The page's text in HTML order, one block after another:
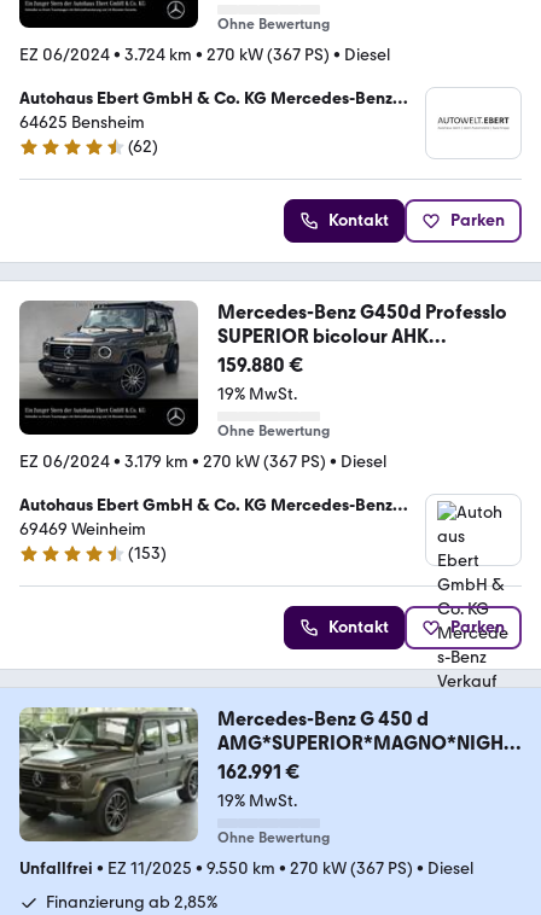
Ohne Bewertung
EZ 06/2024• 3.724 km • 270 kW (367 PS) • Diesel
Autohaus Ebert GmbH & Co. KG Mercedes-Benz
Verkauf und Service
64625 Bensheim
4.7 Sterne
(62)
Kontakt Parken
Mercedes-Benz G450d Professlo
SUPERIOR bicolour AHK
Dachträger
159.880 €
19% MwSt.
Ohne Bewertung
EZ 06/2024• 3.179 km • 270 kW (367 PS) • Diesel
Autohaus Ebert GmbH & Co. KG Mercedes-Benz
Verkauf
69469 Weinheim
4.6 Sterne
(153)
Kontakt Parken
Mercedes-Benz G 450 d
AMG*SUPERIOR*MAGNO*NIGHT
*VOLL
162.991 €
19% MwSt.
Ohne Bewertung
Unfallfrei • EZ 11/2025 • 9.550 km • 270 kW (367 PS) • Diesel
Finanzierung ab 2,85%